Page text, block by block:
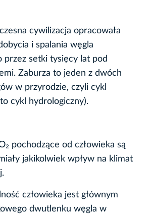
cywilizacja opracowała
i spalania węgla
przez setki tysięcy lat pod
Zaburza to jeden z dwóch
w przyrodzie, czyli cykl
cykl hydrologiczny).
pochodzące od człowieka są
jakikolwiek wpływ na klimat
człowieka jest głównym
dwutlenku węgla w